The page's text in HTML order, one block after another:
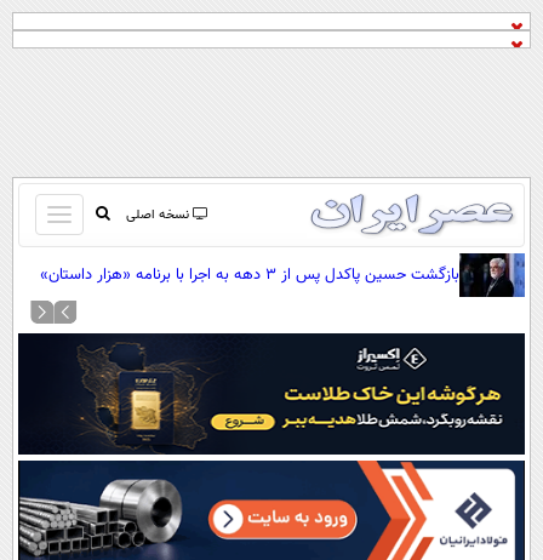
نسخه اصلی
باز
و
بسته
کردن
صفحه اول
آرشیو
نظرسنجی
آب و هوا
اوقات شرعی
سواد زندگی
بازگشت حسین پاکدل پس از ۳ دهه به اجرا با برنامه «هزار داستان»